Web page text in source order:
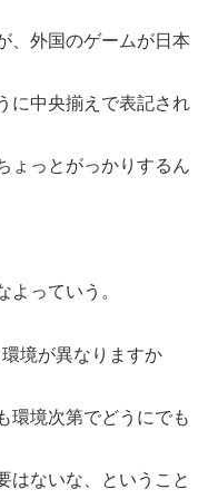
、外国のゲームが日本
に中央揃えで表記され
ょっとがっかりするん
よっていう。
境が異なりますか
環境次第でどうにでも
はないな、ということ